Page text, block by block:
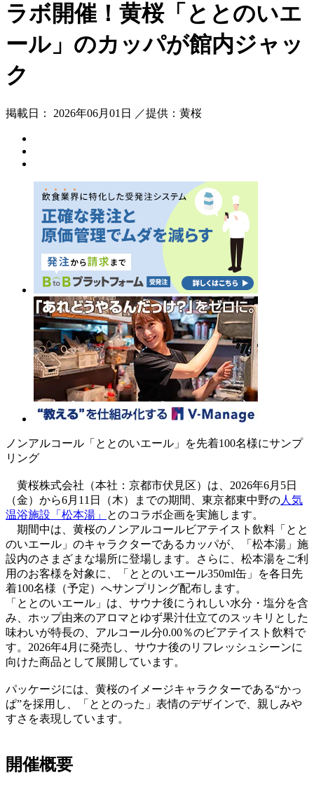
ラボ開催！黄桜「ととのいエ
ール」のカッパが館内ジャッ
ク
掲載日： 2026年06月01日 ／提供：黄桜
ノンアルコール「ととのいエール」を先着100名様にサンプ
リング
黄桜株式会社（本社：京都市伏見区）は、2026年6月5日
（金）から6月11日（木）までの期間、東京都東中野の人気
温浴施設「松本湯」
とのコラボ企画を実施します。
期間中は、黄桜のノンアルコールビアテイスト飲料「とと
のいエール」のキャラクターであるカッパが、「松本湯」施
設内のさまざまな場所に登場します。さらに、松本湯をご利
用のお客様を対象に、「ととのいエール350ml缶」を各日先
着100名様（予定）へサンプリング配布します。
「ととのいエール」は、サウナ後にうれしい水分・塩分を含
み、ホップ由来のアロマとゆず果汁仕立てのスッキリとした
味わいが特長の、アルコール分0.00％のビアテイスト飲料で
す。2026年4月に発売し、サウナ後のリフレッシュシーンに
向けた商品として展開しています。
パッケージには、黄桜のイメージキャラクターである“かっ
ぱ”を採用し、「ととのった」表情のデザインで、親しみや
すさを表現しています。
開催概要